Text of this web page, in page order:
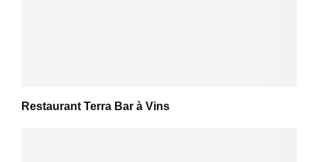
Restaurant Terra Bar à Vins